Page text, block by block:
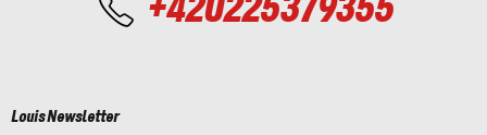
+420225379355
Louis Newsletter